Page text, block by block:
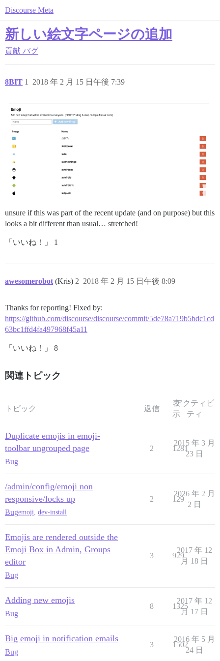
Discourse Meta
新しい絵文字ページの追加
貢献 バグ
8BIT 2018 年 2 月 15 日午後 7:39
1
unsure if this was part of the recent update (and on purpose) but this
looks a bit different than usual… stretched!
「いいね！」 1
awesomerobot (Kris) 2018 年 2 月 15 日午後 8:09
2
Thanks for reporting! Fixed by:
https://github.com/discourse/discourse/commit/5de78a719b5bdc1cd
63bc1ffd4fa497968f45a11
「いいね！」 8
関連トピック
トピック 返信
表
示
アクティビ
ティ
Duplicate emojis in emoji-
toolbar ungrouped page
Bug
2 1281
2015 年 3 月
23 日
/admin/config/emoji non
responsive/locks up
Bugemoji, dev-install
2 129
2026 年 2 月
2 日
Emojis are rendered outside the
Emoji Box in Admin, Groups
editor
Bug
3 929
2017 年 12
月 18 日
Adding new emojis
Bug
8 1325
2017 年 12
月 17 日
Big emoji in notification emails
Bug
3 1502
2016 年 5 月
24 日